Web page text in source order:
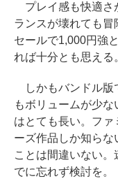
プレイ感も快適さ
ランスが壊れても冒
セールで1,000円強
れば十分とも思える
しかもバンドル版
もボリュームが少
はとても長い。ファ
ーズ作品しか知らな
ことは間違いない。
でに忘れず検討を。